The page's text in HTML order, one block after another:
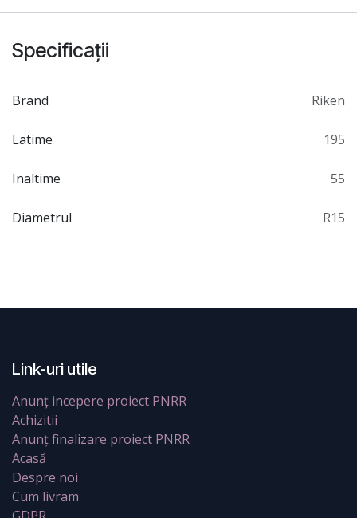
Specificații
Brand Riken
Latime 195
Inaltime 55
Diametrul R15
Link-uri utile
Anunț incepere proiect PNRR
Achizitii
Anunț finalizare proiect PNRR
Acasă
Despre noi
Cum livram